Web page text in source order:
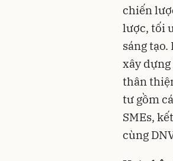
chiến
lược, tối
sáng
xây
thân
tư gồm
SMEs,
cùng